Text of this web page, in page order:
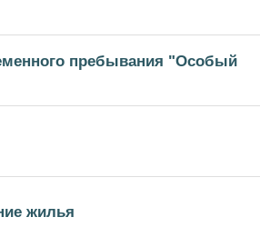
пребывания "Особый
жилья